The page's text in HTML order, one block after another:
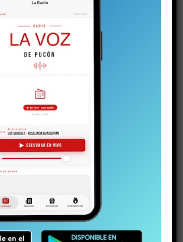
DESTACADO INVIERNO
del joven detenido con un arma y
por la riña escolar